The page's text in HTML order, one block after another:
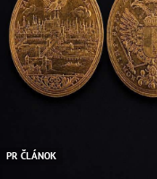
PR ČLÁNOK